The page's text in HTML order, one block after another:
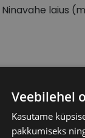
Ninavahe laius
Veebilehel
Kasutame
pakkumiseks